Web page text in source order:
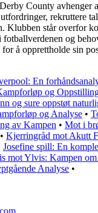
County avhenger
rekruttere
Klubben står overfor
fotballverdenen og
å opprettholde sin
En
og
og sure oppstøt
og Analyse •
av Kampen • Mot i
• Kjerringråd mot Akutt
Josefine spill: En
mot Ylvis: Kampen
Analyse •